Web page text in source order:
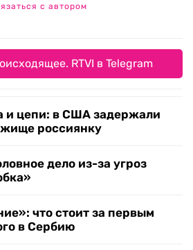
с автором
RTVI в Telegram
и цепи: в США задержали
россиянку
дело из-за угроз
что стоит за первым
в Сербию